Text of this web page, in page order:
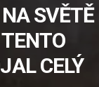
SVĚTĚ
CELÝ